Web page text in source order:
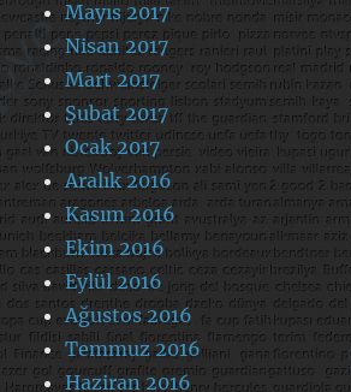
Mayıs 2017
Nisan 2017
Mart 2017
Şubat 2017
Ocak 2017
Aralık 2016
Kasım 2016
Ekim 2016
Eylül 2016
Ağustos 2016
Temmuz 2016
Haziran 2016